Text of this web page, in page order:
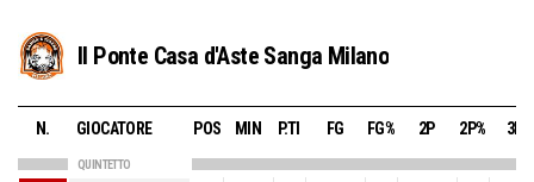
Il Ponte Casa d'Aste Sanga Milano
N. GIOCATORE POS MIN P.TI FG FG% 2P 2P% 3P
QUINTETTO